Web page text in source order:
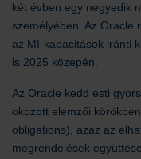
két évben egy negyedik
személyében. Az Oracle
az MI-kapacitások iránti
is 2025 közepén.
Az Oracle kedd esti
okozott elemzői
obligations), azaz az
megrendelések